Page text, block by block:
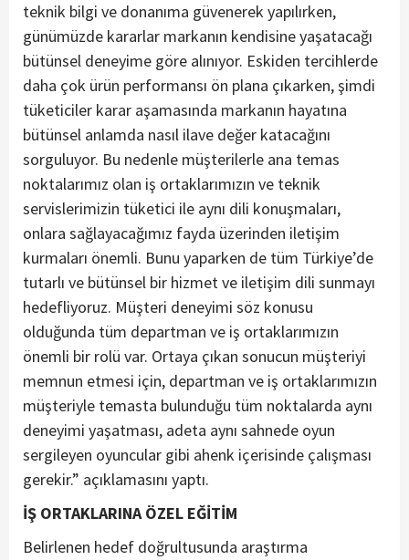
teknik bilgi ve donanıma güvenerek yapılırken,
günümüzde kararlar markanın kendisine yaşatacağı
bütünsel deneyime göre alınıyor. Eskiden tercihlerde
daha çok ürün performansı ön plana çıkarken, şimdi
tüketiciler karar aşamasında markanın hayatına
bütünsel anlamda nasıl ilave değer katacağını
sorguluyor. Bu nedenle müşterilerle ana temas
noktalarımız olan iş ortaklarımızın ve teknik
servislerimizin tüketici ile aynı dili konuşmaları,
onlara sağlayacağımız fayda üzerinden iletişim
kurmaları önemli. Bunu yaparken de tüm Türkiye’de
tutarlı ve bütünsel bir hizmet ve iletişim dili sunmayı
hedefliyoruz. Müşteri deneyimi söz konusu
olduğunda tüm departman ve iş ortaklarımızın
önemli bir rolü var. Ortaya çıkan sonucun müşteriyi
memnun etmesi için, departman ve iş ortaklarımızın
müşteriyle temasta bulunduğu tüm noktalarda aynı
deneyimi yaşatması, adeta aynı sahnede oyun
sergileyen oyuncular gibi ahenk içerisinde çalışması
gerekir.” açıklamasını yaptı.
İŞ ORTAKLARINA ÖZEL EĞİTİM
Belirlenen hedef doğrultusunda araştırma